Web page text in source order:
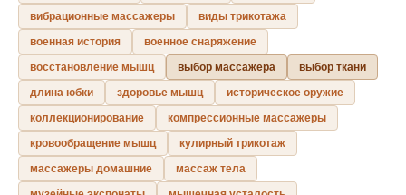
вибрационные массажеры
виды трикотажа
военная история
военное снаряжение
восстановление мышц
выбор массажера
выбор ткани
длина юбки
здоровье мышц
историческое оружие
коллекционирование
компрессионные массажеры
кровообращение мышц
кулирный трикотаж
массажеры домашние
массаж тела